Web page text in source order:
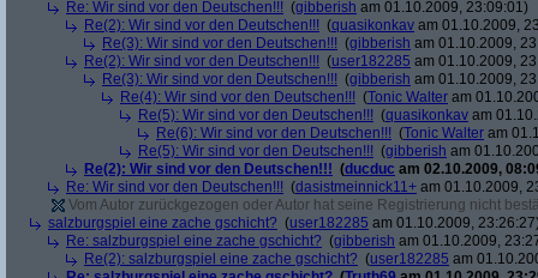
Re: Wir sind vor den Deutschen!!! (gibberish am 01.10.2009, 23:09:01)
Re(2): Wir sind vor den Deutschen!!! (quasikonkav am 01.10.2009,
Re(3): Wir sind vor den Deutschen!!! (gibberish am 01.10.2009,
Re(2): Wir sind vor den Deutschen!!! (user182285 am 01.10.2009,
Re(3): Wir sind vor den Deutschen!!! (gibberish am 01.10.2009,
Re(4): Wir sind vor den Deutschen!!! (Tonic Walter am
Re(5): Wir sind vor den Deutschen!!! (quasikonkav am
Re(6): Wir sind vor den Deutschen!!! (Tonic Walter am
Re(5): Wir sind vor den Deutschen!!! (gibberish am
Re(2): Wir sind vor den Deutschen!!! (ducduc am 02.10.2009,
Re: Wir sind vor den Deutschen!!! (dasistmeinnick11+ am 01.10.2009,
Vom Autor zurückgezogen oder Autor hat seine Registrierung nicht
salzburgspiel eine zache gschicht? (user182285 am 01.10.2009,
Re: salzburgspiel eine zache gschicht? (gibberish am 01.10.2009,
Re(2): salzburgspiel eine zache gschicht? (user182285 am